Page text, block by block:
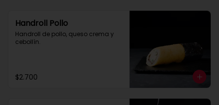
Handroll Pollo
Handroll de pollo, queso crema y
cebollín.
$2.700